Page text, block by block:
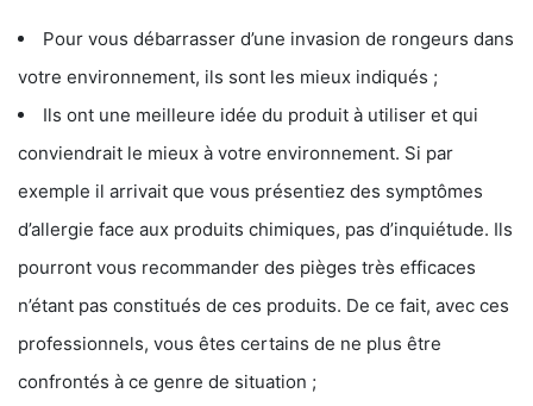
Pour vous débarrasser d’une invasion de rongeurs dans
votre environnement, ils sont les mieux indiqués ;
Ils ont une meilleure idée du produit à utiliser et qui
conviendrait le mieux à votre environnement. Si par
exemple il arrivait que vous présentiez des symptômes
d’allergie face aux produits chimiques, pas d’inquiétude. Ils
pourront vous recommander des pièges très efficaces
n’étant pas constitués de ces produits. De ce fait, avec ces
professionnels, vous êtes certains de ne plus être
confrontés à ce genre de situation ;